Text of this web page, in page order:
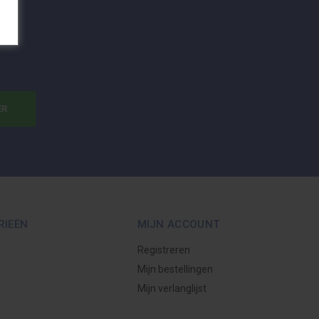
MIJN ACCOUNT
Registreren
Mijn bestellingen
Mijn verlanglijst